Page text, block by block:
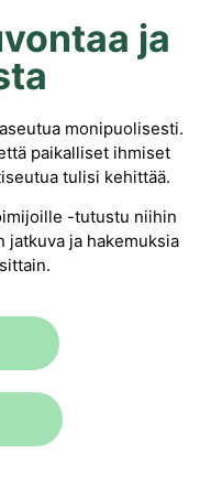
ja
monipuolisesti.
paikalliset ihmiset
tulisi kehittää.
-tutustu niihin
jatkuva ja hakemuksia